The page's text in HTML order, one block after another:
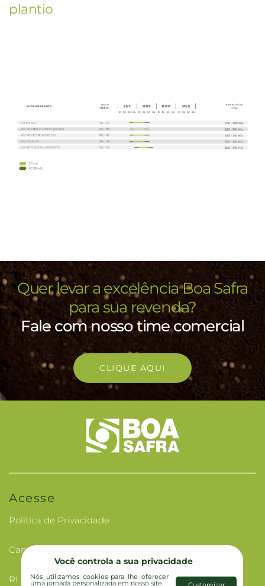
plantio
Quer levar a excelência Boa Safra
para sua revenda?
Fale com nosso time comercial
CLIQUE AQUI
Acesse
Política de Privacidade
Canal de Ética
RI - Investidores
Você controla a sua privacidade
Nós utilizamos cookies para lhe oferecer
uma jornada personalizada em nosso site.